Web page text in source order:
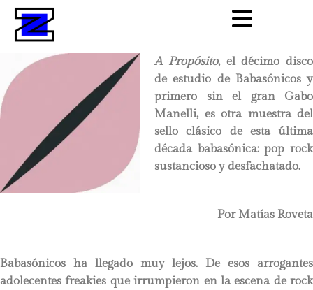
A Propósito, el décimo disco
de estudio de Babasónicos y
primero sin el gran Gabo
Manelli, es otra muestra del
sello clásico de esta última
década babasónica: pop rock
sustancioso y desfachatado.
Por Matías Roveta
Babasónicos ha llegado muy lejos. De esos arrogantes
adolecentes freakies que irrumpieron en la escena de rock